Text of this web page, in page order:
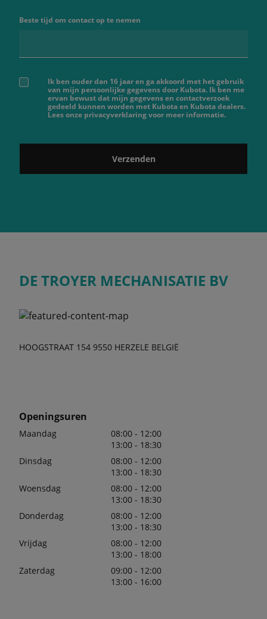
Beste tijd om contact op te nemen
Ik ben ouder dan 16 jaar en ga akkoord met het gebruik
van mijn persoonlijke gegevens door Kubota. Ik ben me
ervan bewust dat mijn gegevens en contactverzoek
gedeeld kunnen worden met Kubota en Kubota dealers.
Lees onze privacyverklaring voor meer informatie.
Verzenden
DE TROYER MECHANISATIE BV
HOOGSTRAAT 154 9550 HERZELE BELGIË
Openingsuren
Maandag
08:00 - 12:00
13:00 - 18:30
Dinsdag
08:00 - 12:00
13:00 - 18:30
Woensdag
08:00 - 12:00
13:00 - 18:30
Donderdag
08:00 - 12:00
13:00 - 18:30
Vrijdag
08:00 - 12:00
13:00 - 18:00
Zaterdag
09:00 - 12:00
13:00 - 16:00